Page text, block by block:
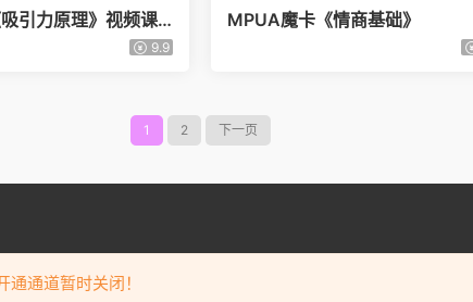
引力原理》视频课
9.9
MPUA魔卡《情商基础》
1 2 下一页
welcome to
通道暂时关闭！